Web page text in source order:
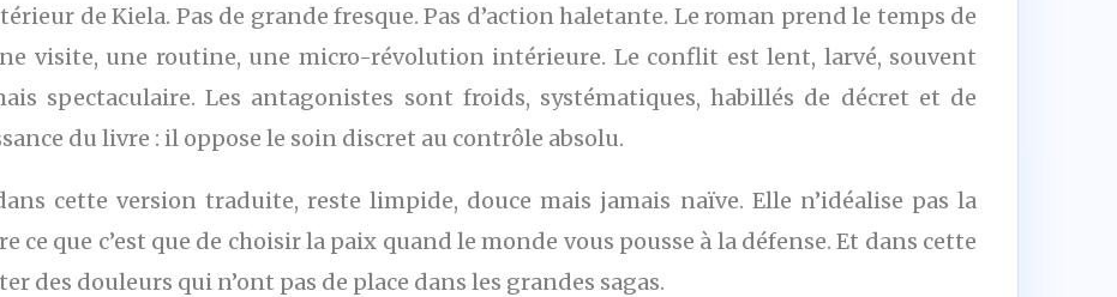
de Kiela. Pas de grande fresque. Pas d’action haletante. Le roman prend le temps de
visite, une routine, une micro-révolution intérieure. Le conflit est lent, larvé, souvent
spectaculaire. Les antagonistes sont froids, systématiques, habillés de décret et de
du livre : il oppose le soin discret au contrôle absolu.
cette version traduite, reste limpide, douce mais jamais naïve. Elle n’idéalise pas la
que c’est que de choisir la paix quand le monde vous pousse à la défense. Et dans cette
des douleurs qui n’ont pas de place dans les grandes sagas.